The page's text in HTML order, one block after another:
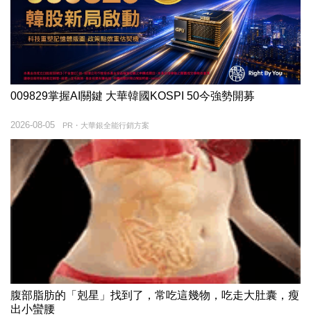
009829掌握AI關鍵 大華韓國KOSPI 50今強勢開募
PR・大華銀全能行銷方案
2026-08-05
腹部脂肪的「剋星」找到了，常吃這幾物，吃走大肚囊，瘦
出小蠻腰